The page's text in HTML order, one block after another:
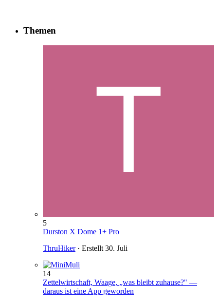
Themen
5
Durston X Dome 1+ Pro
ThruHiker· Erstellt 30. Juli
14
Zettelwirtschaft, Waage, „was bleibt zuhause?" —
daraus ist eine App geworden